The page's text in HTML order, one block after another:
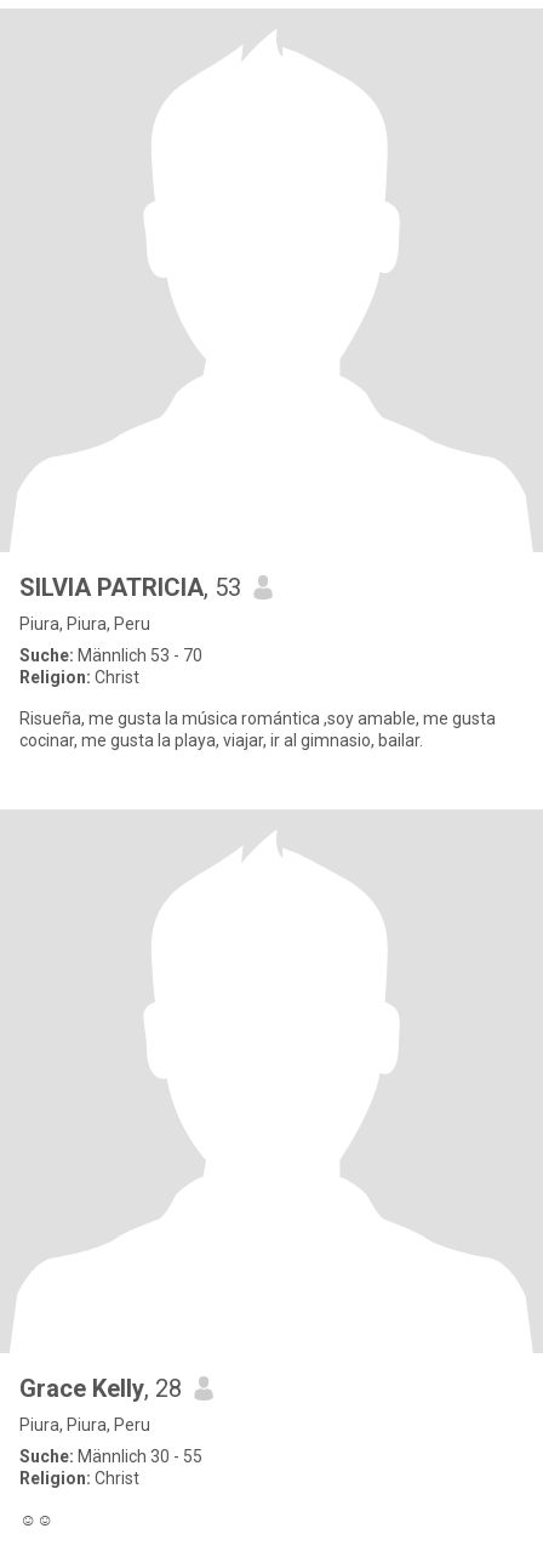
SILVIA PATRICIA, 53
Piura, Piura, Peru
Suche: Männlich 53 - 70
Religion: Christ
Risueña, me gusta la música romántica ,soy amable, me gusta
cocinar, me gusta la playa, viajar, ir al gimnasio, bailar.
Grace Kelly, 28
Piura, Piura, Peru
Suche: Männlich 30 - 55
Religion: Christ
☺️☺️